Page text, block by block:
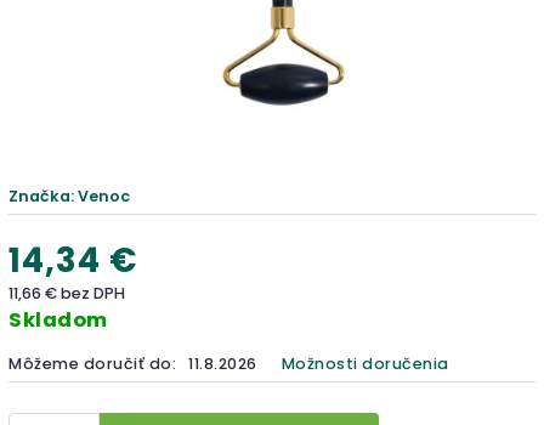
Značka:Venoc
14,34 €
11,66 € bez DPH
Skladom
Môžeme doručiť do: 11.8.2026 Možnosti doručenia